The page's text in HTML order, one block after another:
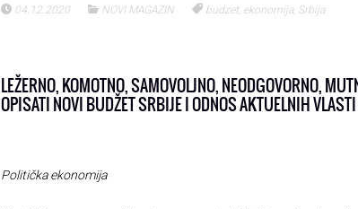
04.12.2020 NOVI MAGAZIN budzet, ekonomija, Srbija
LEŽERNO, KOMOTNO, SAMOVOLJNO, NEODGOVORNO,
OPISATI NOVI BUDŽET SRBIJE I ODNOS AKTUELNIH
Politička ekonomija